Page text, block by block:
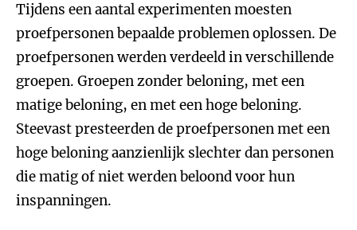
Tijdens een aantal experimenten moesten
proefpersonen bepaalde problemen oplossen. De
proefpersonen werden verdeeld in verschillende
groepen. Groepen zonder beloning, met een
matige beloning, en met een hoge beloning.
Steevast presteerden de proefpersonen met een
hoge beloning aanzienlijk slechter dan personen
die matig of niet werden beloond voor hun
inspanningen.